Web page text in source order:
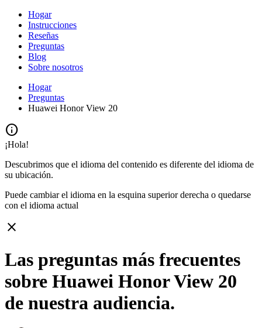
Hogar
Instrucciones
Reseñas
Preguntas
Blog
Sobre nosotros
Hogar
Preguntas
Huawei Honor View 20
info
¡Hola!
Descubrimos que el idioma del contenido es diferente del idioma de
su ubicación.
Puede cambiar el idioma en la esquina superior derecha o quedarse
con el idioma actual
close
Las preguntas más frecuentes
sobre Huawei Honor View 20
de nuestra audiencia.